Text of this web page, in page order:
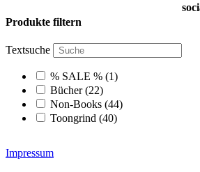
Produkte filtern
Textsuche
% SALE % (1)
Bücher(22)
Non-Books (44)
Toongrind (40)
Impressum